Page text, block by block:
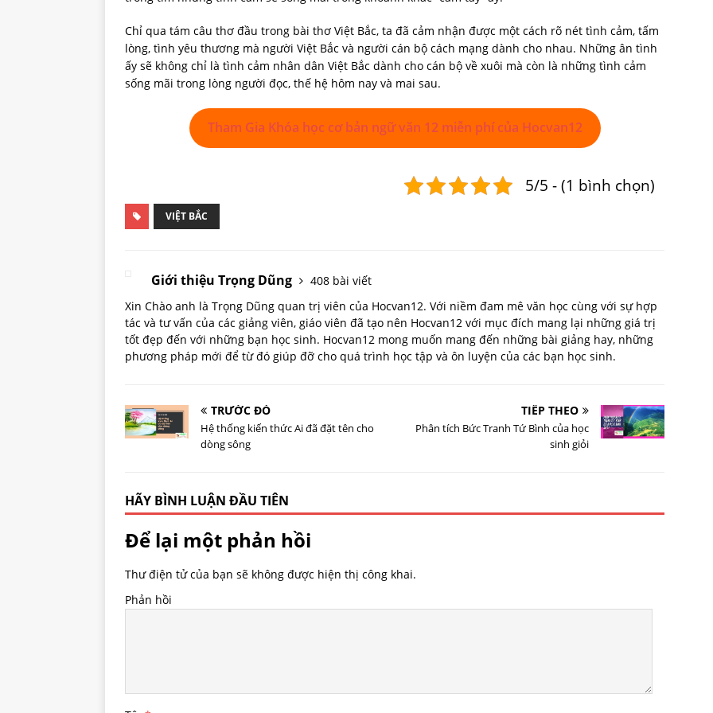
Chỉ qua tám câu thơ đầu trong bài thơ Việt Bắc, ta đã cảm nhận được một cách rõ nét tình cảm, tấm
lòng, tình yêu thương mà người Việt Bắc và người cán bộ cách mạng dành cho nhau. Những ân tình
ấy sẽ không chỉ là tình cảm nhân dân Việt Bắc dành cho cán bộ về xuôi mà còn là những tình cảm
sống mãi trong lòng người đọc, thế hệ hôm nay và mai sau.
Tham Gia Khóa học cơ bản ngữ văn 12 miễn phí của Hocvan12
5/5 - (1 bình chọn)
VIỆT BẮC
Giới thiệu Trọng Dũng
408 bài viết
Xin Chào anh là Trọng Dũng quan trị viên của Hocvan12. Với niềm đam mê văn học cùng với sự hợp
tác và tư vấn của các giảng viên, giáo viên đã tạo nên Hocvan12 với mục đích mang lại những giá trị
tốt đẹp đến với những bạn học sinh. Hocvan12 mong muốn mang đến những bài giảng hay, những
phương pháp mới để từ đó giúp đỡ cho quá trình học tập và ôn luyện của các bạn học sinh.
TRƯỚC ĐÓ
Hệ thống kiến thức Ai đã đặt tên cho
dòng sông
TIẾP THEO
Phân tích Bức Tranh Tứ Bình của học
sinh giỏi
HÃY BÌNH LUẬN ĐẦU TIÊN
Để lại một phản hồi
Thư điện tử của bạn sẽ không được hiện thị công khai.
Phản hồi